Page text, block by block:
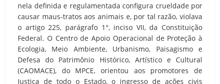
nela definida e regulamentada configura crueldade por
causar maus-tratos aos animais e, por tal razão, violava
o artigo 225, parágrafo 1°, inciso VII, da Constituição
Federal. O Centro de Apoio Operacional de Proteção à
Ecologia, Meio Ambiente, Urbanismo, Paisagismo e
Defesa do Patrimônio Histórico, Artístico e Cultural
(CAOMACE), do MPCE, orientou aos promotores de
Justiça de todo o Estado, o ingresso de ações civis